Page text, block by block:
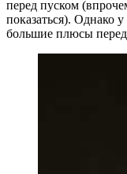
перед пуском
показаться). Однако
большие плюсы перед